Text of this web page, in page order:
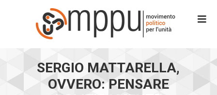
SERGIO MATTARELLA,
OVVERO: PENSARE